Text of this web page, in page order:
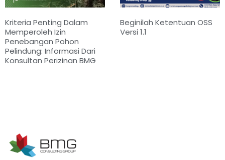
Kriteria Penting Dalam
Memperoleh Izin
Penebangan Pohon
Pelindung: Informasi Dari
Konsultan Perizinan BMG
Beginilah Ketentuan OSS
Versi 1.1